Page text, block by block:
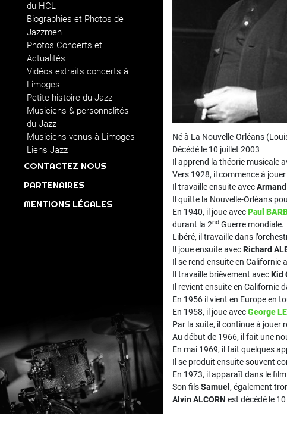
du HCL
Biographies et Photos de
Jazzmen
Photos Concerts et
Actualités
Vidéos extraits concerts à
Limoges
Petite histoire du Jazz
Musiciens & personnalités
du Jazz
Musiciens venus à Limoges
Liens Jazz
CONTACTEZ NOUS
PARTENAIRES
MENTIONS LÉGALES
Né à La Nouvelle-Orléans
Décédé le 10 juillet 2003
Il apprend la théorie musicale
Vers 1928, il commence à
Il travaille ensuite avecArmand
Il quitte la Nouvelle-Orléans
En 1940, il joue avecPaul
durant la 2nd Guerre mondiale.
Libéré, il travaille dans
Il joue ensuite avecRichard
Il se rend ensuite en Californie
Il travaille brièvement avecKid
Il revient ensuite en Californie
En 1956 il vient en Europe en
En 1958, il joue avecGeorge
Par la suite, il continue à jouer
Au début de 1966, il fait une
En mai 1969, il fait quelques
Il se produit ensuite souvent
En 1973, il apparaît dans le film
Son filsSamuel , également
Alvin ALCORN est décédé le